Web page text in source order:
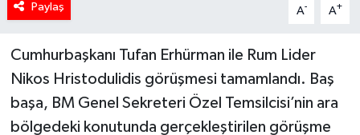
Paylaş A- A+
Cumhurbaşkanı Tufan Erhürman ile Rum Lider
Nikos Hristodulidis görüşmesi tamamlandı. Baş
başa, BM Genel Sekreteri Özel Temsilcisi’nin ara
bölgedeki konutunda gerçekleştirilen görüşme